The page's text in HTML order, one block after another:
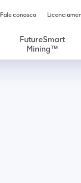
Fale conosco
FutureSmart
Mining™